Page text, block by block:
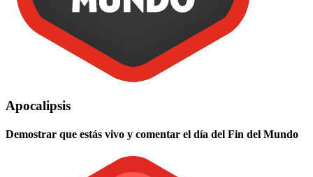
Apocalipsis
Demostrar que estás vivo y comentar el día del Fin del Mundo